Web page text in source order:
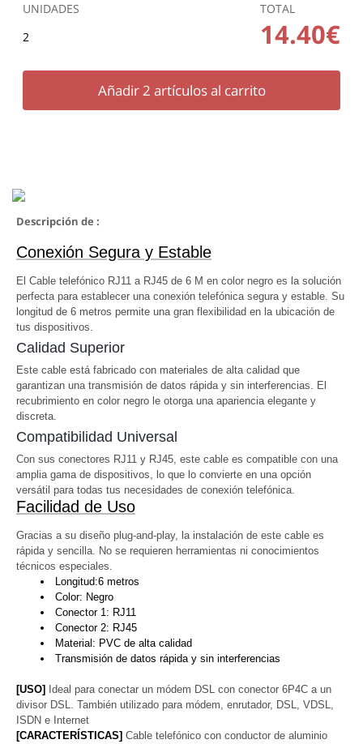
UNIDADES
2
TOTAL
14.40€
Añadir2 artículos al carrito
Descripción de :
Conexión Segura y Estable
El Cable telefónico RJ11 a RJ45 de 6 M en color negro es la solución
perfecta para establecer una conexión telefónica segura y estable. Su
longitud de 6 metros permite una gran flexibilidad en la ubicación de
tus dispositivos.
Calidad Superior
Este cable está fabricado con materiales de alta calidad que
garantizan una transmisión de datos rápida y sin interferencias. El
recubrimiento en color negro le otorga una apariencia elegante y
discreta.
Compatibilidad Universal
Con sus conectores RJ11 y RJ45, este cable es compatible con una
amplia gama de dispositivos, lo que lo convierte en una opción
versátil para todas tus necesidades de conexión telefónica.
Facilidad de Uso
Gracias a su diseño plug-and-play, la instalación de este cable es
rápida y sencilla. No se requieren herramientas ni conocimientos
técnicos especiales.
Longitud:6 metros
Color: Negro
Conector 1: RJ11
Conector 2: RJ45
Material: PVC de alta calidad
Transmisión de datos rápida y sin interferencias
[USO] Ideal para conectar un módem DSL con conector 6P4C a un
divisor DSL. También utilizado para módem, enrutador, DSL, VDSL,
ISDN e Internet
[CARACTERÍSTICAS] Cable telefónico con conductor de aluminio